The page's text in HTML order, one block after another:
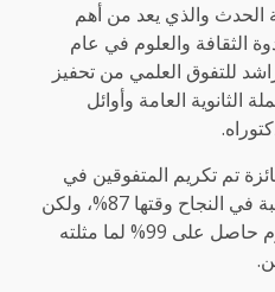
الحدث والذي يعد من أهم
الثقافة والعلوم في عام
راشد للتفوق العلمي من تحفيز
الثانوية العامة وأوائل
تم تكريم المتفوقين في
الثانوية العامة وكانت أعلى نسبة في النجاح وقتها 87%، ولكن
في السنة الخامسة كان المكرم حاصل على 99% لما مثلته